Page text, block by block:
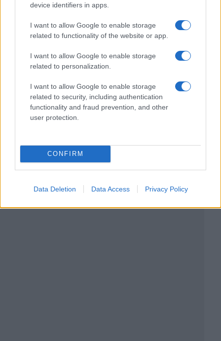
device identifiers in apps.
I want to allow Google to enable storage
related to functionality of the website or app.
I want to allow Google to enable storage
related to personalization.
I want to allow Google to enable storage
related to security, including authentication
functionality and fraud prevention, and other
user protection.
CONFIRM
Data Deletion Data Access Privacy Policy